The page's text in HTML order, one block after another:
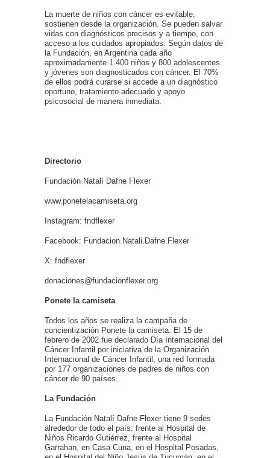
La muerte de niños con cáncer es evitable,
sostienen desde la organización. Se pueden salvar
vidas con diagnósticos precisos y a tiempo, con
acceso a los cuidados apropiados. Según datos de
la Fundación, en Argentina cada año
aproximadamente 1.400 niños y 800 adolescentes
y jóvenes son diagnosticados con cáncer. El 70%
de ellos podrá curarse si accede a un diagnóstico
oportuno, tratamiento adecuado y apoyo
psicosocial de manera inmediata.
Directorio
Fundación Natalí Dafne Flexer
www.ponetelacamiseta.org
Instagram: fndflexer
Facebook: Fundacion.Natali.Dafne.Flexer
X: fndflexer
donaciones@fundacionflexer.org
Ponete la camiseta
Todos los años se realiza la campaña de
concientización Ponete la camiseta. El 15 de
febrero de 2002 fue declarado Día Internacional del
Cáncer Infantil por iniciativa de la Organización
Internacional de Cáncer Infantil, una red formada
por 177 organizaciones de padres de niños con
cáncer de 90 países.
La Fundación
La Fundación Natalí Dafne Flexer tiene 9 sedes
alrededor de todo el país: frente al Hospital de
Niños Ricardo Gutiérrez, frente al Hospital
Garrahan, en Casa Cuna, en el Hospital Posadas,